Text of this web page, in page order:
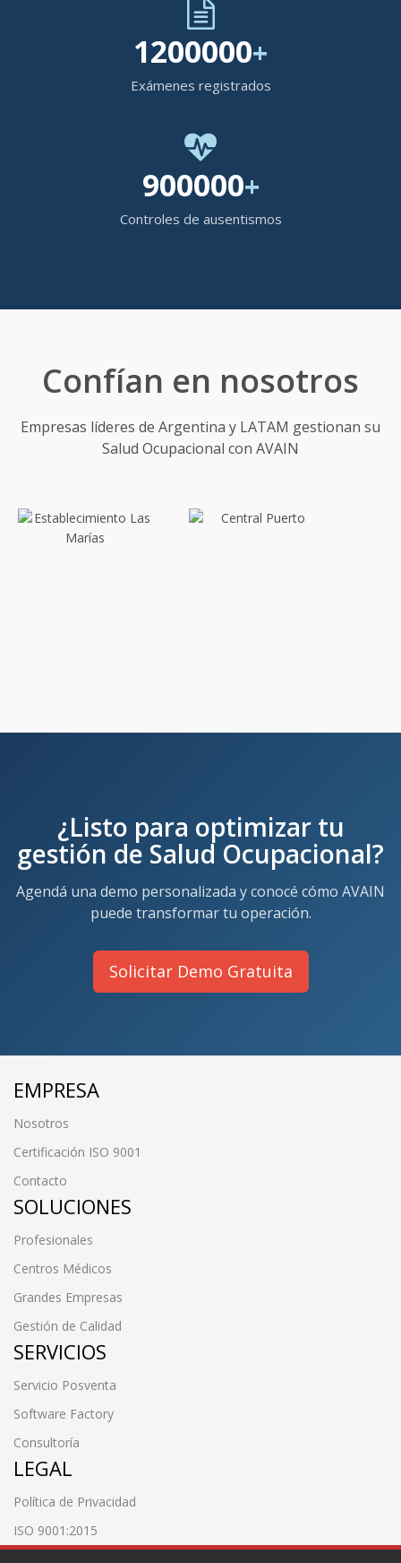
1200000+
Exámenes registrados
900000+
Controles de ausentismos
Confían en nosotros
Empresas líderes de Argentina y LATAM gestionan su
Salud Ocupacional con AVAIN
¿Listo para optimizar tu
gestión de Salud Ocupacional?
Agendá una demo personalizada y conocé cómo AVAIN
puede transformar tu operación.
Solicitar Demo Gratuita
EMPRESA
Nosotros
Certificación ISO 9001
Contacto
SOLUCIONES
Profesionales
Centros Médicos
Grandes Empresas
Gestión de Calidad
SERVICIOS
Servicio Posventa
Software Factory
Consultoría
LEGAL
Política de Privacidad
ISO 9001:2015